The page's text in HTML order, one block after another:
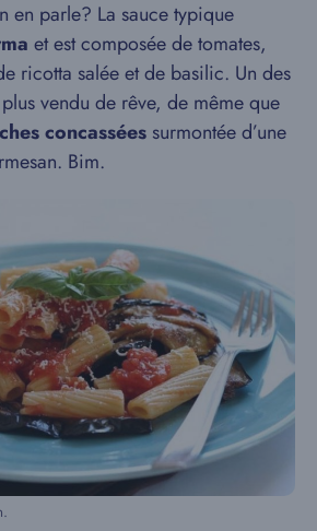
en parle? La sauce typique
et est composée de tomates,
ricotta salée et de basilic. Un des
vendu de rêve, de même que
concassées surmontée d’une
Bim.